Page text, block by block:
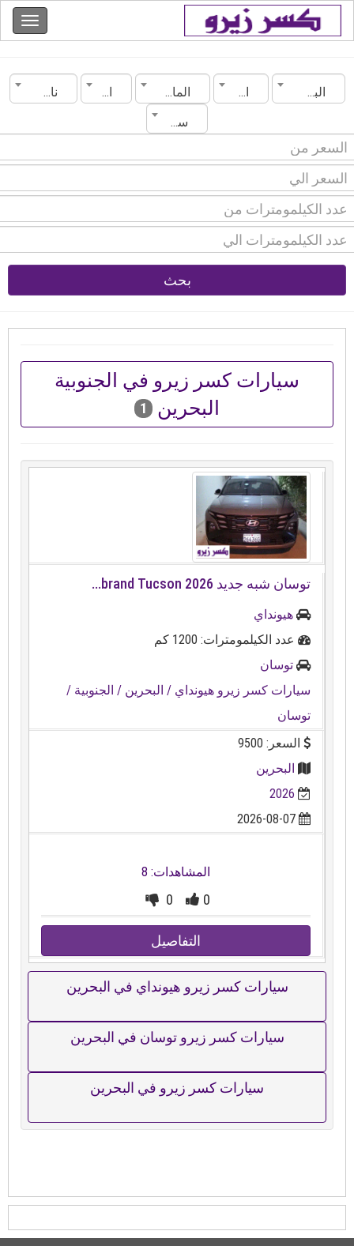
البحرين الجنوبية الماركة الموديل
ناقل الحركة
سنة الصنع
بحث
سيارات كسر زيرو في الجنوبية
البحرين
1
توسان شبه جديد ⁦⁦2026⁩⁩ ⁦⁦Tucson⁩⁩ ⁦⁦brand⁩⁩...
هيونداي
عدد الكيلمومترات: 1200 كم
توسان
سيارات كسر زيرو هيونداي/ البحرين/ الجنوبية/
توسان
السعر: 9500
البحرين
2026
2026-08-07
المشاهدات: 8
0
0
التفاصيل
سيارات كسر زيرو هيونداي في البحرين
سيارات كسر زيرو توسان في البحرين
سيارات كسر زيرو في البحرين